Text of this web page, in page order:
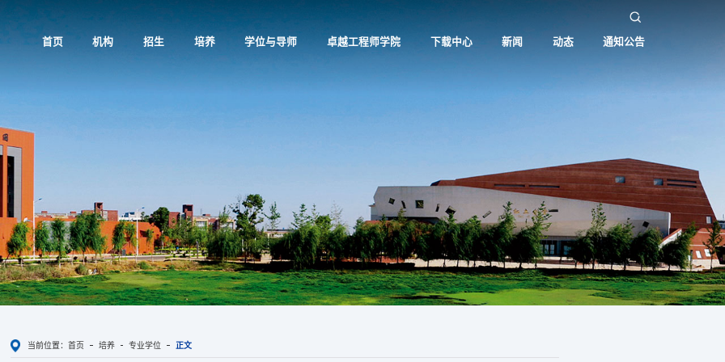
首页 机构 招生 培养 学位与导师 卓越工程师学院 下载中心 新闻 动态 通知公告
当前位置： 首页 培养 专业学位 正文